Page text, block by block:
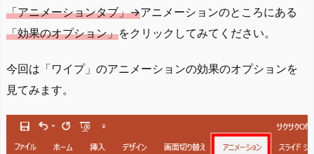
「アニメーションタブ」→アニメーションのところにある
「効果のオプション」をクリックしてみてください。
今回は「ワイプ」のアニメーションの効果のオプションを
見てみます。